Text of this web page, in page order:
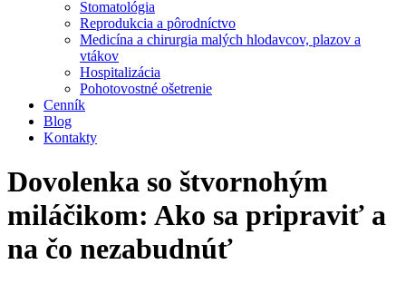
Stomatológia
Reprodukcia a pôrodníctvo
Medicína a chirurgia malých hlodavcov, plazov a
vtákov
Hospitalizácia
Pohotovostné ošetrenie
Cenník
Blog
Kontakty
Dovolenka so štvornohým
miláčikom: Ako sa pripraviť a
na čo nezabudnúť